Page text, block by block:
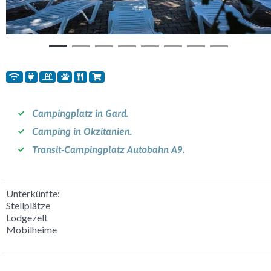
Campingplatz in Gard.
Camping in Okzitanien.
Transit-Campingplatz Autobahn A9.
Unterkünfte:
Stellplätze
Lodgezelt
Mobilheime